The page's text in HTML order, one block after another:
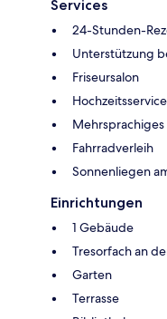
Services
24-Stunden-
Unterstützung
Friseursalon
Hochzeitsservice
Mehrsprachiges
Fahrradverleih
Sonnenliegen
Einrichtungen
1 Gebäude
Tresorfach an
Garten
Terrasse